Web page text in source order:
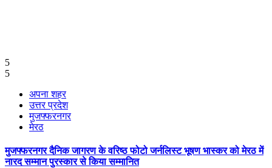
5
5
अपना शहर
उत्तर प्रदेश
मुजफ्फरनगर
मेरठ
मुजफ्फरनगर दैनिक जागरण के वरिष्ठ फोटो जर्नलिस्ट भूषण भास्कर को मेरठ में
नारद सम्मान पुरस्कार से किया सम्मानित